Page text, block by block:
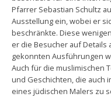
Pfarrer Sebastian Schultz
Ausstellung ein, wobei er
beschränkte. Diese
er die Besucher auf Details
gekonnten Ausführungen
Auch für die muslimischen
und Geschichten, die auch
eines jüdischen Malers zu